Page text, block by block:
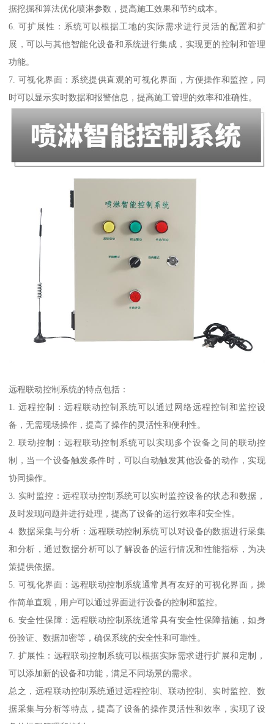
据挖掘和算法优化喷淋参数，提高施工效果和节约成本。
6. 可扩展性：系统可以根据工地的实际需求进行灵活的配置和扩
展，可以与其他智能化设备和系统进行集成，实现更的控制和管理
功能。
7. 可视化界面：系统提供直观的可视化界面，方便操作和监控，同
时可以显示实时数据和报警信息，提高施工管理的效率和准确性。
远程联动控制系统的特点包括：
1. 远程控制：远程联动控制系统可以通过网络远程控制和监控设
备，无需现场操作，提高了操作的灵活性和便利性。
2. 联动控制：远程联动控制系统可以实现多个设备之间的联动控
制，当一个设备触发条件时，可以自动触发其他设备的动作，实现
协同操作。
3. 实时监控：远程联动控制系统可以实时监控设备的状态和数据，
及时发现问题并进行处理，提高了设备的运行效率和安全性。
4. 数据采集与分析：远程联动控制系统可以对设备的数据进行采集
和分析，通过数据分析可以了解设备的运行情况和性能指标，为决
策提供依据。
5. 可视化界面：远程联动控制系统通常具有友好的可视化界面，操
作简单直观，用户可以通过界面进行设备的控制和监控。
6. 安全性保障：远程联动控制系统通常具有安全性保障措施，如身
份验证、数据加密等，确保系统的安全性和可靠性。
7. 扩展性：远程联动控制系统可以根据实际需求进行扩展和定制，
可以添加新的设备和功能，满足不同场景的需求。
总之，远程联动控制系统通过远程控制、联动控制、实时监控、数
据采集与分析等特点，提高了设备的操作灵活性和效率，实现了设